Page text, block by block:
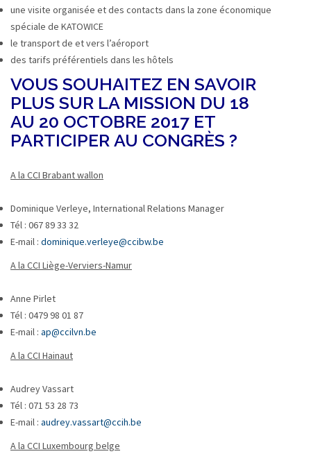
une visite organisée et des contacts dans la zone économique
spéciale de KATOWICE
le transport de et vers l’aéroport
des tarifs préférentiels dans les hôtels
VOUS SOUHAITEZ EN SAVOIR
PLUS SUR LA MISSION DU 18
AU 20 OCTOBRE 2017 ET
PARTICIPER AU CONGRÈS ?
A la CCI Brabant wallon
Dominique Verleye, International Relations Manager
Tél : 067 89 33 32
E-mail : dominique.verleye@ccibw.be
A la CCI Liège-Verviers-Namur
Anne Pirlet
Tél : 0479 98 01 87
E-mail : ap@ccilvn.be
A la CCI Hainaut
Audrey Vassart
Tél : 071 53 28 73
E-mail : audrey.vassart@ccih.be
A la CCI Luxembourg belge